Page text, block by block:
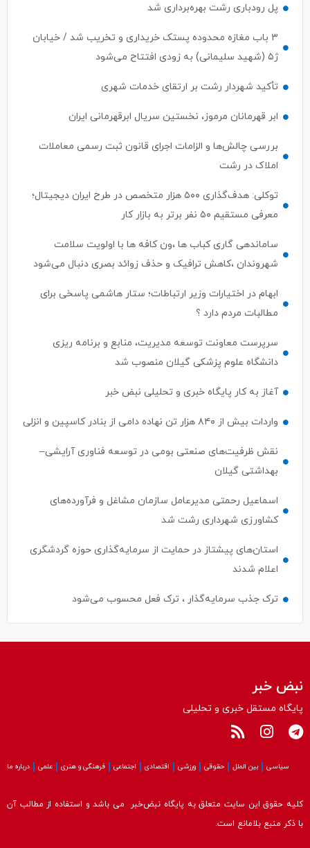
پل رودباری رشت بهره‌برداری شد
۳ باب مغازه محدوده پستک خریداری و تخریب شد / خیابان
ژ۵ (شهید سلیمانی) به زودی افتتاح می‌شود
تأکید شهردار رشت بر ارتقای خدمات شهری
ابر قهرمانان مرموز، نخستین سریال ابرقهرمانی ایران
بررسی چالش‌ها و الزامات اجرای قانون ثبت رسمی معاملات
املاک در رشت
توکلی: هدف‌گذاری ۵۰۰ هزار متخصص در طرح ایران دیجیتال؛
معرفی مستقیم ۵۰ نفر برتر به بازار کار
ساماندهی گاری کباب ها ،ون کافه ها با اولویت سلامت
شهروندان ،کاهش ترافیک و حذف زوائد بصری دنبال می‌شود
ابهام در اختیارات وزیر ارتباطات؛ ستار هاشمی پاسخی برای
مطالبات مردم دارد ؟
سرپرست معاونت توسعه مدیریت، منابع و برنامه ریزی
دانشگاه علوم پزشکی گیلان منصوب شد
آغاز به کار پایگاه خبری و تحلیلی نبض خبر
واردات بیش از ۸۴۰ هزار تن نهاده دامی از بنادر كاسپین و انزلی
نقش ظرفیت‌های صنعتی بومی در توسعه فناوری آرایشی–
بهداشتی گیلان
اسماعیل رحمتی مدیرعامل سازمان مشاغل و فرآورده‌های
کشاورزی شهرداری رشت شد
استان‌های پیشتاز در حمایت از سرمایه‌گذاری حوزه گردشگری
اعلام شدند
ترک جذب سرمایه‌گذار ، ترک فعل محسوب می‌شود
نبض خبر
پایگاه مستقل خبری و تحلیلی
سیاسی بین الملل حقوقی ورزشی اقتصادی اجتماعی فرهنگی و هنری علمی درباره ما
کلیه حقوق این سایت متعلق به پایگاه نبض‌خبر می باشد و استفاده از مطالب آن
با ذکر منبع بلامانع است.